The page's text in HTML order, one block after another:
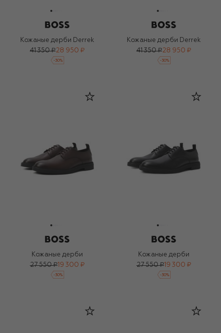
Кожаные дерби Derrek
41 350 ₽28 950 ₽
-30%
Кожаные дерби Derrek
41 350 ₽28 950 ₽
-30%
Кожаные дерби
27 550 ₽19 300 ₽
-30%
Кожаные дерби
27 550 ₽19 300 ₽
-30%